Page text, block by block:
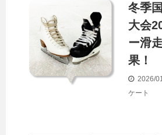
冬季
大会
ー滑
果！
2026/
ケート